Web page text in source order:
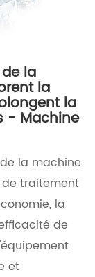
la
la
la
- Machine
la machine
traitement
la
de
et